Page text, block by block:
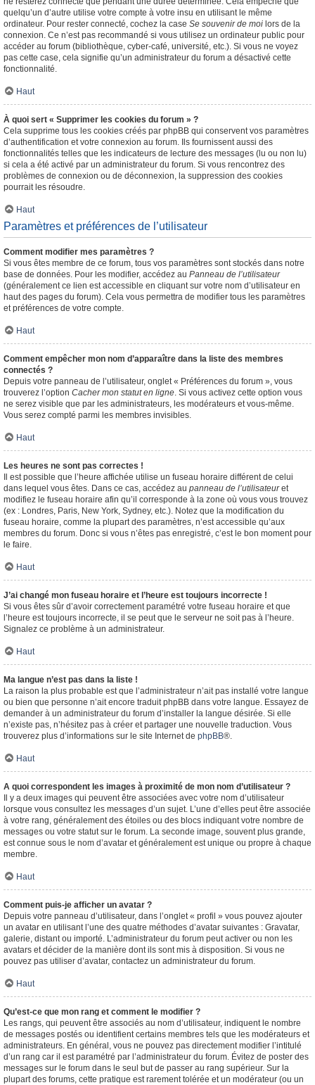
quelqu’un d’autre utilise votre compte à votre insu en utilisant le même
ordinateur. Pour rester connecté, cochez la case Se souvenir de moi lors de la
connexion. Ce n’est pas recommandé si vous utilisez un ordinateur public pour
accéder au forum (bibliothèque, cyber-café, université, etc.). Si vous ne voyez
pas cette case, cela signifie qu’un administrateur du forum a désactivé cette
fonctionnalité.
Haut
À quoi sert « Supprimer les cookies du forum » ?
Cela supprime tous les cookies créés par phpBB qui conservent vos paramètres
d’authentification et votre connexion au forum. Ils fournissent aussi des
fonctionnalités telles que les indicateurs de lecture des messages (lu ou non lu)
si cela a été activé par un administrateur du forum. Si vous rencontrez des
problèmes de connexion ou de déconnexion, la suppression des cookies
pourrait les résoudre.
Haut
Paramètres et préférences de l’utilisateur
Comment modifier mes paramètres ?
Si vous êtes membre de ce forum, tous vos paramètres sont stockés dans notre
base de données. Pour les modifier, accédez au Panneau de l’utilisateur
(généralement ce lien est accessible en cliquant sur votre nom d’utilisateur en
haut des pages du forum). Cela vous permettra de modifier tous les paramètres
et préférences de votre compte.
Haut
Comment empêcher mon nom d’apparaître dans la liste des membres
connectés ?
Depuis votre panneau de l’utilisateur, onglet « Préférences du forum », vous
trouverez l’option Cacher mon statut en ligne. Si vous activez cette option vous
ne serez visible que par les administrateurs, les modérateurs et vous-même.
Vous serez compté parmi les membres invisibles.
Haut
Les heures ne sont pas correctes !
Il est possible que l’heure affichée utilise un fuseau horaire différent de celui
dans lequel vous êtes. Dans ce cas, accédez au panneau de l’utilisateuret
modifiez le fuseau horaire afin qu’il corresponde à la zone où vous vous trouvez
(ex : Londres, Paris, New York, Sydney, etc.). Notez que la modification du
fuseau horaire, comme la plupart des paramètres, n’est accessible qu’aux
membres du forum. Donc si vous n’êtes pas enregistré, c’est le bon moment pour
le faire.
Haut
J’ai changé mon fuseau horaire et l’heure est toujours incorrecte !
Si vous êtes sûr d’avoir correctement paramétré votre fuseau horaire et que
l’heure est toujours incorrecte, il se peut que le serveur ne soit pas à l’heure.
Signalez ce problème à un administrateur.
Haut
Ma langue n’est pas dans la liste !
La raison la plus probable est que l’administrateur n’ait pas installé votre langue
ou bien que personne n’ait encore traduit phpBB dans votre langue. Essayez de
demander à un administrateur du forum d’installer la langue désirée. Si elle
n’existe pas, n’hésitez pas à créer et partager une nouvelle traduction. Vous
trouverez plus d’informations sur le site Internet de phpBB®.
Haut
A quoi correspondent les images à proximité de mon nom d’utilisateur ?
Il y a deux images qui peuvent être associées avec votre nom d’utilisateur
lorsque vous consultez les messages d’un sujet. L’une d’elles peut être associée
à votre rang, généralement des étoiles ou des blocs indiquant votre nombre de
messages ou votre statut sur le forum. La seconde image, souvent plus grande,
est connue sous le nom d’avatar et généralement est unique ou propre à chaque
membre.
Haut
Comment puis-je afficher un avatar ?
Depuis votre panneau d’utilisateur, dans l’onglet « profil » vous pouvez ajouter
un avatar en utilisant l’une des quatre méthodes d’avatar suivantes : Gravatar,
galerie, distant ou importé. L’administrateur du forum peut activer ou non les
avatars et décider de la manière dont ils sont mis à disposition. Si vous ne
pouvez pas utiliser d’avatar, contactez un administrateur du forum.
Haut
Qu’est-ce que mon rang et comment le modifier ?
Les rangs, qui peuvent être associés au nom d’utilisateur, indiquent le nombre
de messages postés ou identifient certains membres tels que les modérateurs et
administrateurs. En général, vous ne pouvez pas directement modifier l’intitulé
d’un rang car il est paramétré par l’administrateur du forum. Évitez de poster des
messages sur le forum dans le seul but de passer au rang supérieur. Sur la
plupart des forums, cette pratique est rarement tolérée et un modérateur (ou un